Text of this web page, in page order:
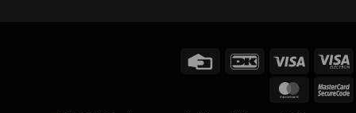
Credit
DanKort Visa